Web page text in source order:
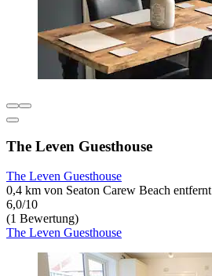
The Leven Guesthouse
The Leven Guesthouse
0,4 km von Seaton Carew Beach entfernt
6,0/10
(1 Bewertung)
The Leven Guesthouse